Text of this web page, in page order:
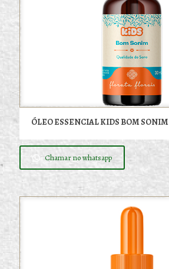
ÓLEO ESSENCIAL KIDS BOM SONIM
Chamar no whatsapp